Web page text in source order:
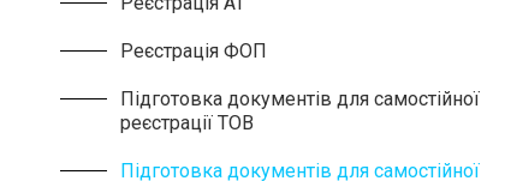
Реєстрація ФОП
Підготовка документів для самостійної
реєстрації ТОВ
Підготовка документів для самостійної